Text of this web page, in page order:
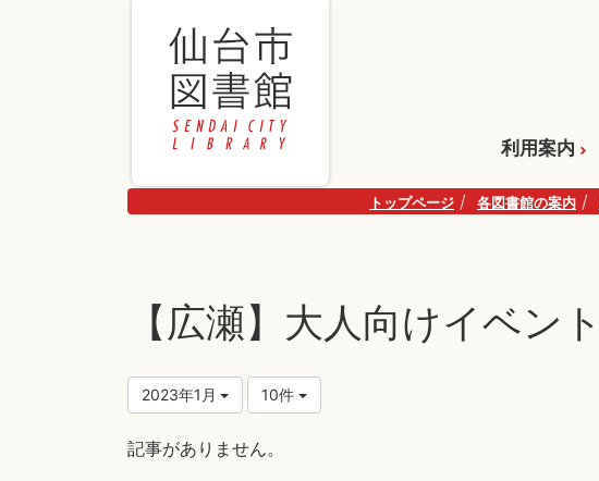
利用案内
トップページ 各図書館の案内
【広瀬】大人向けイベント
2023年1月 10件
記事がありません。